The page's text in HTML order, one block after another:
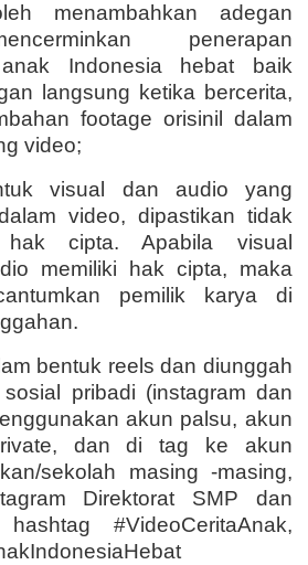
menambahkan adegan
penerapan
anak Indonesia hebat baik
langsung ketika bercerita,
footage orisinil dalam
video;
visual dan audio yang
video, dipastikan tidak
hak cipta. Apabila visual
memiliki hak cipta, maka
pemilik karya di
bentuk reels dan diunggah
pribadi (instagram dan
akun palsu, akun
dan di tag ke akun
sekolah masing -masing,
Direktorat SMP dan
hashtag #VideoCeritaAnak,